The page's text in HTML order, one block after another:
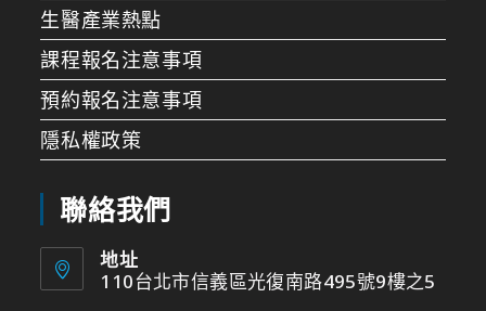
生醫產業熱點
課程報名注意事項
預約報名注意事項
隱私權政策
聯絡我們
地址
110台北市信義區光復南路495號9樓之5